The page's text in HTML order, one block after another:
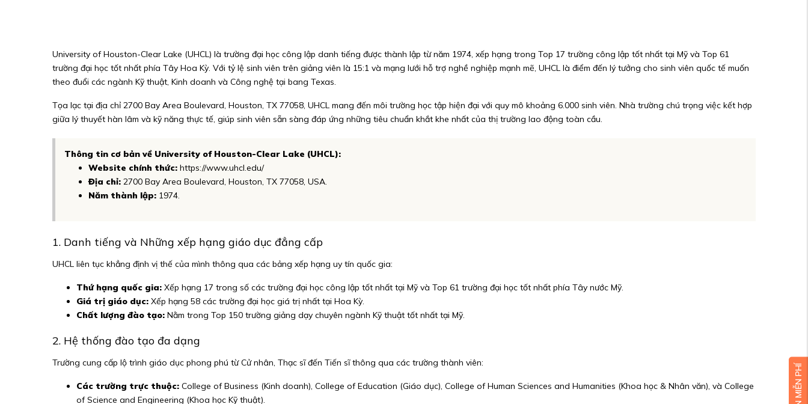
University of Houston-Clear Lake (UHCL) là trường đại học công lập danh tiếng được thành lập từ năm 1974, xếp hạng trong Top 17 trường công lập tốt nhất tại Mỹ và Top 61
trường đại học tốt nhất phía Tây Hoa Kỳ. Với tỷ lệ sinh viên trên giảng viên là 15:1 và mạng lưới hỗ trợ nghề nghiệp mạnh mẽ, UHCL là điểm đến lý tưởng cho sinh viên quốc tế muốn
theo đuổi các ngành Kỹ thuật, Kinh doanh và Công nghệ tại bang Texas.
Tọa lạc tại địa chỉ 2700 Bay Area Boulevard, Houston, TX 77058, UHCL mang đến môi trường học tập hiện đại với quy mô khoảng 6.000 sinh viên. Nhà trường chú trọng việc kết hợp
giữa lý thuyết hàn lâm và kỹ năng thực tế, giúp sinh viên sẵn sàng đáp ứng những tiêu chuẩn khắt khe nhất của thị trường lao động toàn cầu.
Thông tin cơ bản về University of Houston-Clear Lake (UHCL):
Website chính thức: https://www.uhcl.edu/
Địa chỉ: 2700 Bay Area Boulevard, Houston, TX 77058, USA.
Năm thành lập: 1974.
1. Danh tiếng và Những xếp hạng giáo dục đẳng cấp
UHCL liên tục khẳng định vị thế của mình thông qua các bảng xếp hạng uy tín quốc gia:
Thứ hạng quốc gia: Xếp hạng 17 trong số các trường đại học công lập tốt nhất tại Mỹ và Top 61 trường đại học tốt nhất phía Tây nước Mỹ.
Giá trị giáo dục: Xếp hạng 58 các trường đại học giá trị nhất tại Hoa Kỳ.
Chất lượng đào tạo: Nằm trong Top 150 trường giảng dạy chuyên ngành Kỹ thuật tốt nhất tại Mỹ.
2. Hệ thống đào tạo đa dạng
Trường cung cấp lộ trình giáo dục phong phú từ Cử nhân, Thạc sĩ đến Tiến sĩ thông qua các trường thành viên:
Các trường trực thuộc: College of Business (Kinh doanh), College of Education (Giáo dục), College of Human Sciences and Humanities (Khoa học & Nhân văn), và College
of Science and Engineering (Khoa học Kỹ thuật).